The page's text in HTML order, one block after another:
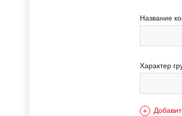
Название
Характер